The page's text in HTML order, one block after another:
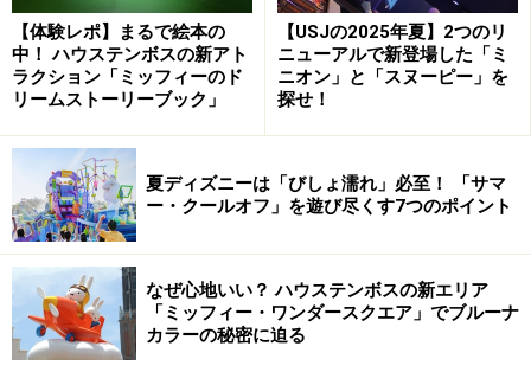
■上野動物園(東京都台東区)
【2009年の新年イベント】
・2009年1月2日(金)・3日(土)
獅子舞、動物たちの初詣、ゴリラに福袋など。
→詳しくは
こちら の「催し物」から。
■しながわ水族館(東京都品川区)
獅子舞に扮したアシカの珍パフォーマンス
【お正月限定
「獅子舞アシカショー」】
【体験レポ】まるで絵本の
中！ ハウステンボスの新アト
ラクション「ミッフィーのド
リームストーリーブック」
【USJの2025年夏】2つのリ
ニューアルで新登場した「ミ
ニオン」と「スヌーピー」を
探せ！
夏ディズニーは「びしょ濡れ」必至！ 「サマ
ー・クールオフ」を遊び尽くす7つのポイント
なぜ心地いい？ ハウステンボスの新エリア
「ミッフィー・ワンダースクエア」でブルーナ
カラーの秘密に迫る